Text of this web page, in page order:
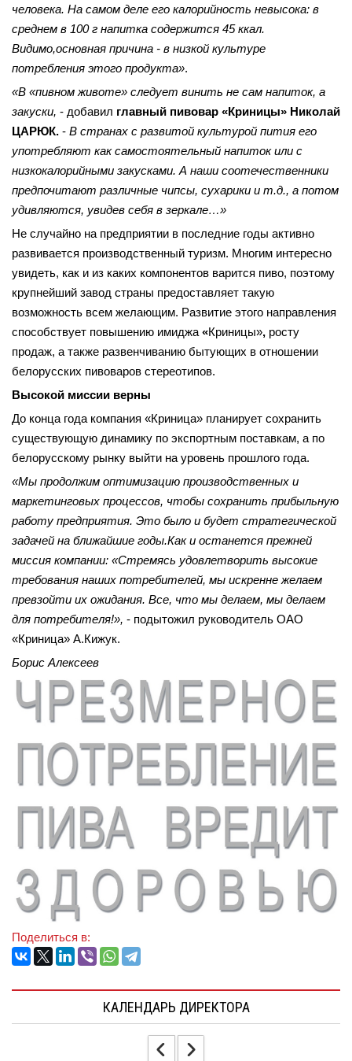
человека. На самом деле его калорийность невысока: в
среднем в 100 г напитка содержится 45 ккал.
Видимо,основная причина - в низкой культуре
потребления этого продукта».
«В «пивном животе» следует винить не сам напиток, а
закуски, - добавил главный пивовар «Криницы» Николай
ЦАРЮК. - В странах с развитой культурой пития его
употребляют как самостоятельный напиток или с
низкокалорийными закусками. А наши соотечественники
предпочитают различные чипсы, сухарики и т.д., а потом
удивляются, увидев себя в зеркале…»
Не случайно на предприятии в последние годы активно
развивается производственный туризм. Многим интересно
увидеть, как и из каких компонентов варится пиво, поэтому
крупнейший завод страны предоставляет такую
возможность всем желающим. Развитие этого направления
способствует повышению имиджа «Криницы», росту
продаж, а также развенчиванию бытующих в отношении
белорусских пивоваров стереотипов.
Высокой миссии верны
До конца года компания «Криница» планирует сохранить
существующую динамику по экспортным поставкам, а по
белорусскому рынку выйти на уровень прошлого года.
«Мы продолжим оптимизацию производственных и
маркетинговых процессов, чтобы сохранить прибыльную
работу предприятия. Это было и будет стратегической
задачей на ближайшие годы.Как и останется прежней
миссия компании: «Стремясь удовлетворить высокие
требования наших потребителей, мы искренне желаем
превзойти их ожидания. Все, что мы делаем, мы делаем
для потребителя!», - подытожил руководитель ОАО
«Криница» А.Кижук.
Борис Алексеев
Поделиться в:
КАЛЕНДАРЬ ДИРЕКТОРА